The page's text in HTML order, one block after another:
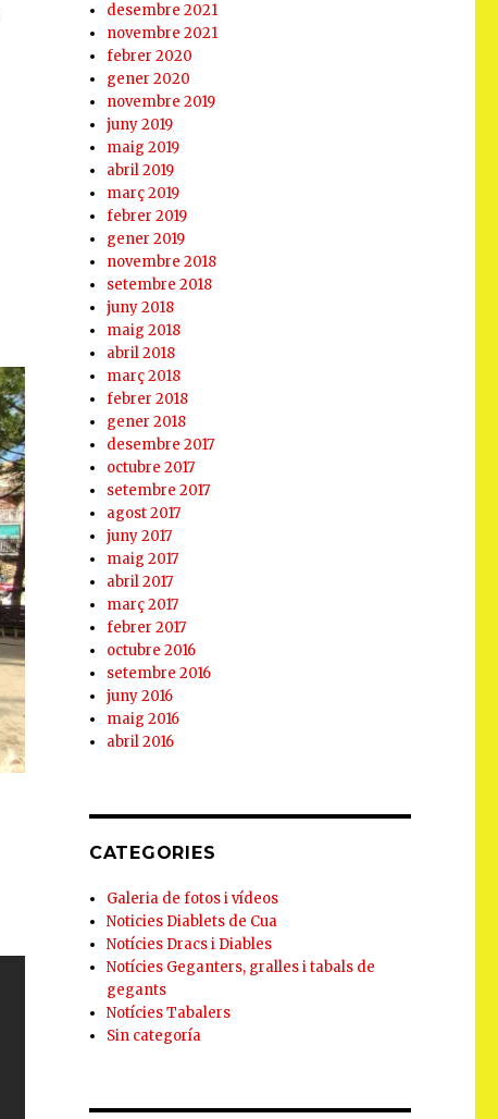
desembre 2021
novembre 2021
febrer 2020
gener 2020
novembre 2019
juny 2019
maig 2019
abril 2019
març 2019
febrer 2019
gener 2019
novembre 2018
setembre 2018
juny 2018
maig 2018
abril 2018
març 2018
febrer 2018
gener 2018
desembre 2017
octubre 2017
setembre 2017
agost 2017
juny 2017
maig 2017
abril 2017
març 2017
febrer 2017
octubre 2016
setembre 2016
juny 2016
maig 2016
abril 2016
CATEGORIES
Galeria de fotos i vídeos
Noticies Diablets de Cua
Notícies Dracs i Diables
Notícies Geganters, gralles i tabals de
gegants
Notícies Tabalers
Sin categoría